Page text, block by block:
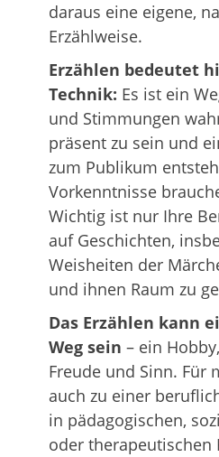
daraus eine eigene,
Erzählweise.
Erzählen bedeutet
Technik: Es ist ein
und Stimmungen
präsent zu sein und
zum Publikum
Vorkenntnisse
Wichtig ist nur Ihre
auf Geschichten,
Weisheiten der
und ihnen Raum zu
Das Erzählen kann
Weg sein – ein
Freude und Sinn. Für
auch zu einer
in pädagogischen,
oder therapeutischen